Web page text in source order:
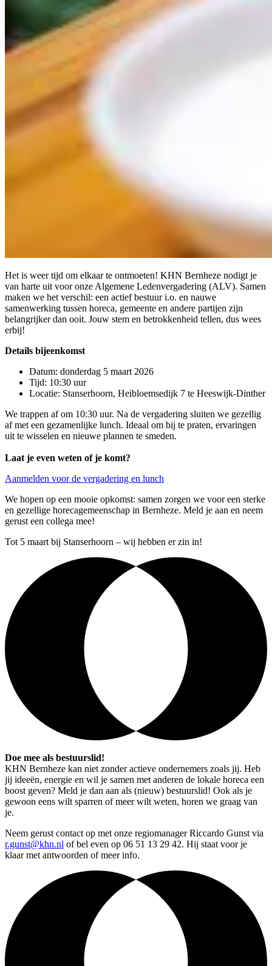
Het is weer tijd om elkaar te ontmoeten! KHN Bernheze nodigt je
van harte uit voor onze Algemene Ledenvergadering (ALV). Samen
maken we het verschil: een actief bestuur i.o. en nauwe
samenwerking tussen horeca, gemeente en andere partijen zijn
belangrijker dan ooit. Jouw stem en betrokkenheid tellen, dus wees
erbij!
Details bijeenkomst
Datum: donderdag 5 maart 2026
Tijd: 10:30 uur
Locatie: Stanserhoorn, Heibloemsedijk 7 te Heeswijk-Dinther
We trappen af om 10:30 uur. Na de vergadering sluiten we gezellig
af met een gezamenlijke lunch. Ideaal om bij te praten, ervaringen
uit te wisselen en nieuwe plannen te smeden.
Laat je even weten of je komt?
Aanmelden voor de vergadering en lunch
We hopen op een mooie opkomst: samen zorgen we voor een sterke
en gezellige horecagemeenschap in Bernheze. Meld je aan en neem
gerust een collega mee!
Tot 5 maart bij Stanserhoorn – wij hebben er zin in!
Doe mee als bestuurslid!
KHN Bernheze kan niet zonder actieve ondernemers zoals jij. Heb
jij ideeën, energie en wil je samen met anderen de lokale horeca een
boost geven? Meld je dan aan als (nieuw) bestuurslid! Ook als je
gewoon eens wilt sparren of meer wilt weten, horen we graag van
je.
Neem gerust contact op met onze regiomanager Riccardo Gunst via
r.gunst@khn.nl of bel even op 06 51 13 29 42. Hij staat voor je
klaar met antwoorden of meer info.